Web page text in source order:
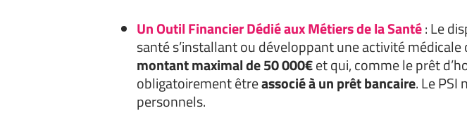
Un Outil Financier Dédié aux Métiers de la Santé: Le
santé s’installant ou développant une activité
montant maximal de 50 000€et qui, comme le prêt
obligatoirement êtreassocié à un prêt bancaire. Le PSI
personnels.